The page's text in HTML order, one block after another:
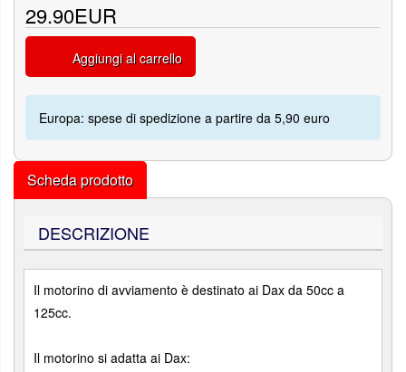
29.90EUR
Aggiungi al carrello
Europa: spese di spedizione a partire da 5,90 euro
Scheda prodotto
DESCRIZIONE
Il motorino di avviamento è destinato ai Dax da 50cc a
125cc.
Il motorino si adatta ai Dax: